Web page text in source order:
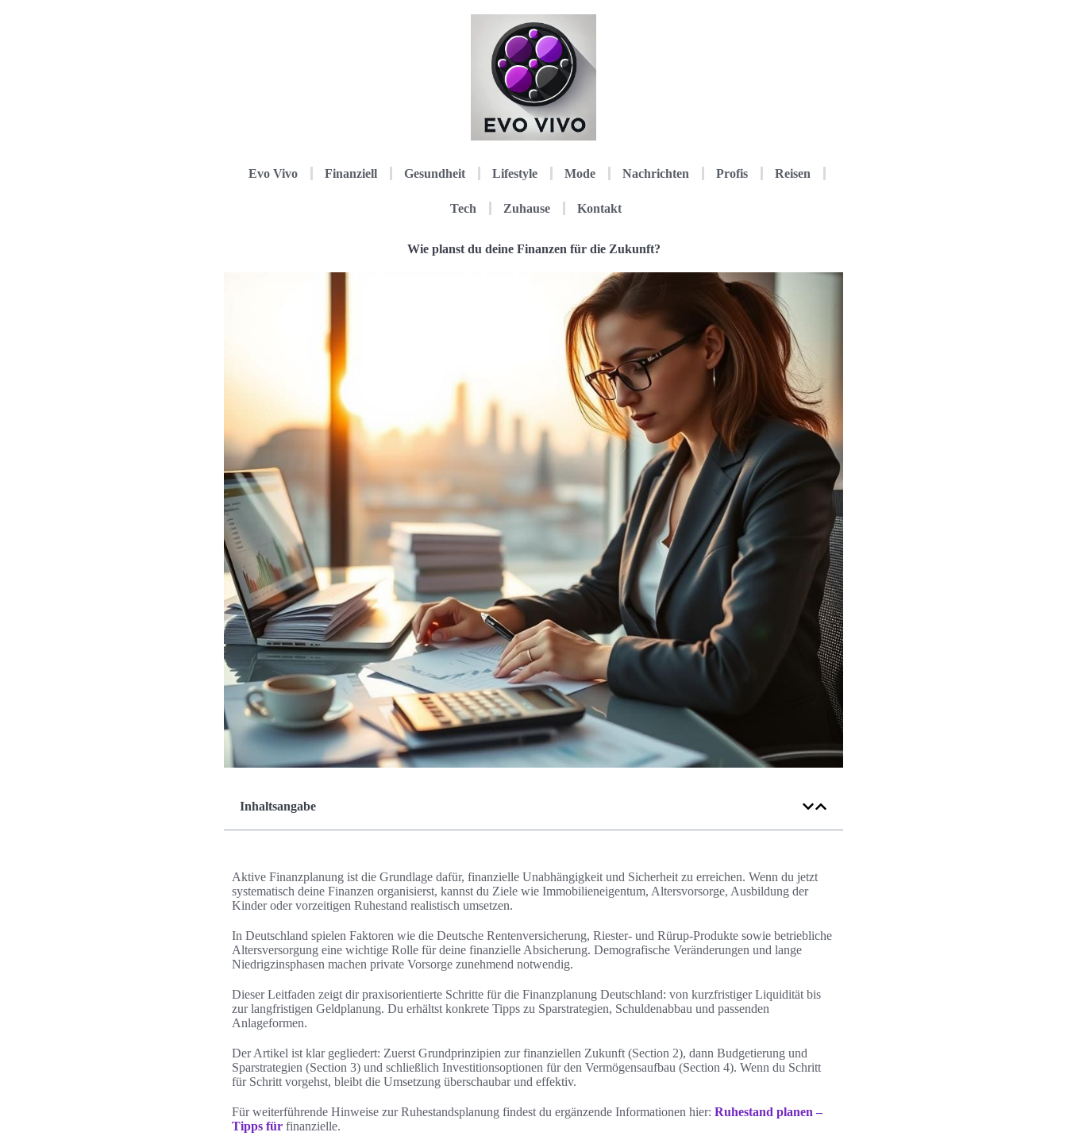
Evo Vivo Finanziell Gesundheit Lifestyle Mode Nachrichten Profis Reisen
Tech Zuhause Kontakt
Wie planst du deine Finanzen für die Zukunft?
Inhaltsangabe
Aktive Finanzplanung ist die Grundlage dafür, finanzielle Unabhängigkeit und Sicherheit zu erreichen. Wenn du jetzt
systematisch deine Finanzen organisierst, kannst du Ziele wie Immobilieneigentum, Altersvorsorge, Ausbildung der
Kinder oder vorzeitigen Ruhestand realistisch umsetzen.
In Deutschland spielen Faktoren wie die Deutsche Rentenversicherung, Riester- und Rürup-Produkte sowie betriebliche
Altersversorgung eine wichtige Rolle für deine finanzielle Absicherung. Demografische Veränderungen und lange
Niedrigzinsphasen machen private Vorsorge zunehmend notwendig.
Dieser Leitfaden zeigt dir praxisorientierte Schritte für die Finanzplanung Deutschland: von kurzfristiger Liquidität bis
zur langfristigen Geldplanung. Du erhältst konkrete Tipps zu Sparstrategien, Schuldenabbau und passenden
Anlageformen.
Der Artikel ist klar gegliedert: Zuerst Grundprinzipien zur finanziellen Zukunft (Section 2), dann Budgetierung und
Sparstrategien (Section 3) und schließlich Investitionsoptionen für den Vermögensaufbau (Section 4). Wenn du Schritt
für Schritt vorgehst, bleibt die Umsetzung überschaubar und effektiv.
Für weiterführende Hinweise zur Ruhestandsplanung findest du ergänzende Informationen hier: Ruhestand planen –
Tipps für finanzielle.